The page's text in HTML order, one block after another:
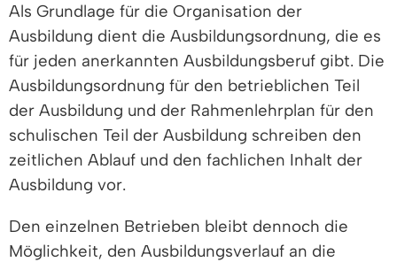
Als Grundlage für die Organisation der
Ausbildung dient die Ausbildungsordnung, die es
für jeden anerkannten Ausbildungsberuf gibt. Die
Ausbildungsordnung für den betrieblichen Teil
der Ausbildung und der Rahmenlehrplan für den
schulischen Teil der Ausbildung schreiben den
zeitlichen Ablauf und den fachlichen Inhalt der
Ausbildung vor.
Den einzelnen Betrieben bleibt dennoch die
Möglichkeit, den Ausbildungsverlauf an die